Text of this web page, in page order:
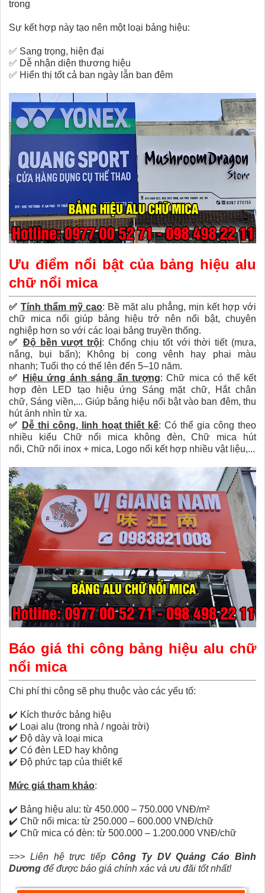
trong
Sự kết hợp này tạo nên một loại bảng hiệu:
✅ Sang trọng, hiện đại
✅ Dễ nhận diện thương hiệu
✅ Hiển thị tốt cả ban ngày lẫn ban đêm
Ưu điểm nổi bật của bảng hiệu alu
chữ nổi mica
✅ Tính thẩm mỹ cao: Bề mặt alu phẳng, mịn kết hợp với
chữ mica nổi giúp bảng hiệu trở nên nổi bật, chuyên
nghiệp hơn so với các loại bảng truyền thống.
✅ Độ bền vượt trội:Chống chịu tốt với thời tiết (mưa,
nắng, bụi bẩn);
Không bị cong vênh hay phai màu
nhanh; Tuổi thọ có thể lên đến 5–10 năm.
✅
Hiệu ứng ánh sáng ấn tượng:Chữ mica có thể kết
hợp đèn LED tạo hiệu ứng Sáng mặt chữ,
Hắt chân
chữ, Sáng viền,... Giúp bảng hiệu nổi bật vào ban đêm, thu
hút ánh nhìn từ xa.
✅
Dễ thi công, linh hoạt thiết kế:Có thể gia công theo
nhiều kiểu Chữ nổi mica không đèn,Chữ mica hút
nổi, Chữ nổi inox + mica, Logo nổi kết hợp nhiều vật liệu,...
Báo giá thi công bảng hiệu alu chữ
nổi mica
Chi phí thi công sẽ phụ thuộc vào các yếu tố:
✔️ Kích thước bảng hiệu
✔️ Loại alu (trong nhà / ngoài trời)
✔️ Độ dày và loại mica
✔️ Có đèn LED hay không
✔️ Độ phức tạp của thiết kế
Mức giá tham khảo:
✔️ Bảng hiệu alu: từ 450.000 – 750.000 VNĐ/m²
✔️ Chữ nổi mica: từ 250.000 – 600.000 VNĐ/chữ
✔️ Chữ mica có đèn: từ 500.000 – 1.200.000 VNĐ/chữ
=>> Liên hệ trực tiếp Công Ty DV Quảng Cáo Bình
Dương để được báo giá chính xác và ưu đãi tốt nhất!